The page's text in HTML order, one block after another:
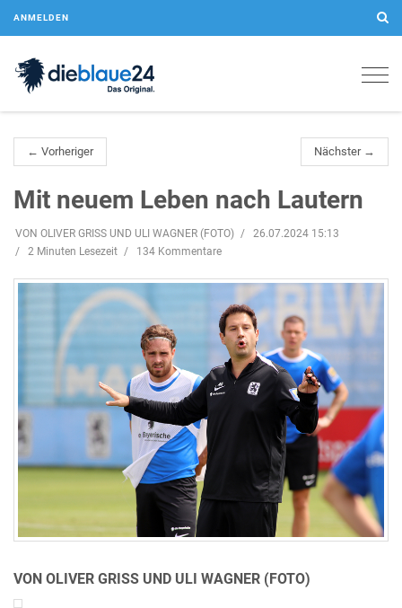
ANMELDEN
← Vorheriger Nächster →
Mit neuem Leben nach Lautern
VON OLIVER GRISS UND ULI WAGNER (FOTO)
26.07.2024 15:13
2 Minuten Lesezeit
134 Kommentare
VON OLIVER GRISS UND ULI WAGNER (FOTO)